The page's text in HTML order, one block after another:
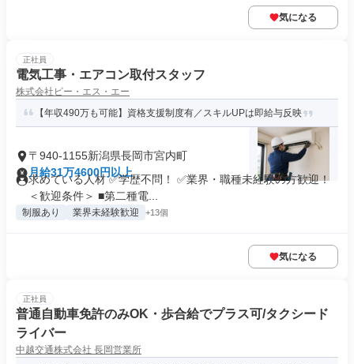
気になる
正社員
電気工事・エアコン取付スタッフ
株式会社ピー・エス・エー
【年収490万も可能】資格支援制度有／スキルUPは即給与反映
〒940-1155新潟県長岡市宮内町
月給31万4600円以上
求めている人材 ✅学歴不問！ ✅業界・職種未経験の方歓迎！
＜歓迎条件＞ ■第二種電...
制服あり 業界未経験歓迎 +13個
気になる
正社員
普通自動車免許のみOK・歩合給でプラス可/タクシード
ライバー
中越交通株式会社 長岡営業所